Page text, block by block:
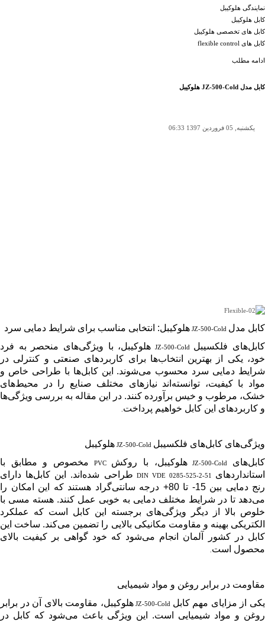
نمایندگی هلوکیبل
کابل هلوکیبل
کابل های تخصصی هلوکیبل
کابل های flexible control
ادامه مطلب
کابل مدل JZ-500-Cold هلوکیبل
یکشنبه, 05 فروردين 1397 06:33
کابل مدل JZ-500-Cold هلوکیبل: انتخابی مناسب برای شرایط دمایی سرد
کابل‌های فلکسیبل JZ-500-Cold هلوکیبل، با ویژگی‌های منحصر به فرد
خود، یکی از بهترین انتخاب‌ها برای کاربردهای صنعتی و کنترلی در
شرایط دمایی سرد محسوب می‌شوند. این کابل‌ها با طراحی خاص و
مواد با کیفیت، توانسته‌اند نیازهای مختلف صنایع را در محیط‌های
خشک، مرطوب و خیس برآورده کنند. در این مقاله به بررسی ویژگی‌ها
و کاربردهای این کابل خواهیم پرداخت
ویژگی‌های کابل‌های فلکسیبل JZ-500-Cold هلوکیبل
کابل‌های JZ-500-Coldهلوکیبل، با روکش PVC مخصوص و مطابق با
استانداردهای DIN VDE 0285-525-2-51 طراحی شده‌اند. این کابل‌ها دارای
رنج دمایی بین 15- تا 80+ درجه سانتی‌گراد هستند که این امکان را
می‌دهد تا در شرایط مختلف دمایی به خوبی عمل کنند. هسته مسی با
خلوص بالا از دیگر ویژگی‌های برجسته این کابل است که عملکرد
الکتریکی بهینه و مقاومت مکانیکی بالایی را تضمین می‌کند. ساخت این
کابل در کشور آلمان انجام می‌شود که خود گواهی بر کیفیت بالای
محصول است
مقاومت در برابر روغن و مواد شیمیایی
یکی از مزایای مهم کابل JZ-500-Coldهلوکیبل، مقاومت بالای آن در برابر
روغن و مواد شیمیایی است. این ویژگی باعث می‌شود که کابل در